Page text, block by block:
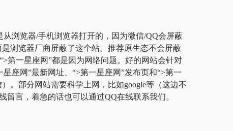
浏览器/手机浏览器打开的，因为微信/QQ会屏蔽
浏览器厂商屏蔽了这个站。推荐原生态不会屏蔽
第一星座网”都是因为网络问题。好的网站会针对
座网”最新网址、“>第一星座网”发布页和“>第一
。部分网站需要科学上网，比如google等（这边不
言，着急的话也可以通过QQ在线联系我们。